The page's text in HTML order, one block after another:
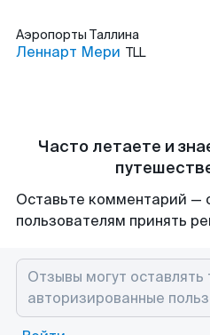
Аэропорты Таллина
Леннарт Мери TLL
Часто летаете и
Оставьте комментарий —
пользователям принять